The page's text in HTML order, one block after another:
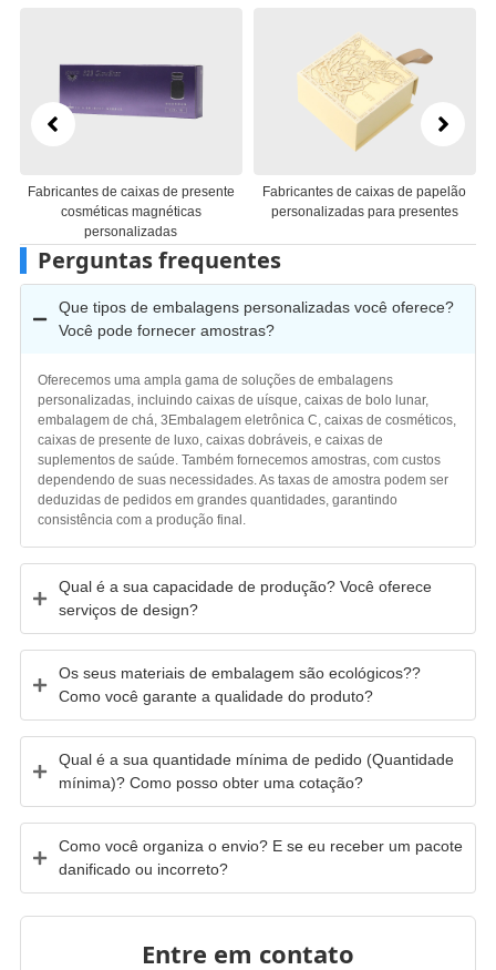
caixas de presente
magnéticas
Fabricantes de caixas de papelão
personalizadas para presentes
Fabricantes de
caixas de
Perguntas frequentes
Que tipos de embalagens personalizadas você oferece?
Você pode fornecer amostras?
Oferecemos uma ampla gama de soluções de embalagens
personalizadas, incluindo caixas de uísque, caixas de bolo lunar,
embalagem de chá, 3Embalagem eletrônica C, caixas de cosméticos,
caixas de presente de luxo, caixas dobráveis, e caixas de
suplementos de saúde. Também fornecemos amostras, com custos
dependendo de suas necessidades. As taxas de amostra podem ser
deduzidas de pedidos em grandes quantidades, garantindo
consistência com a produção final.
Qual é a sua capacidade de produção? Você oferece
serviços de design?
Os seus materiais de embalagem são ecológicos??
Como você garante a qualidade do produto?
Qual é a sua quantidade mínima de pedido (Quantidade
mínima)? Como posso obter uma cotação?
Como você organiza o envio? E se eu receber um pacote
danificado ou incorreto?
Entre em contato